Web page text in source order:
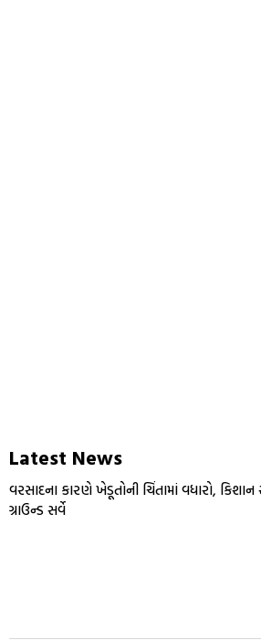
Latest News
વરસાદના કારણે ખેડૂતોની ચિંતામાં વધારો,
ગ્રાઉન્ડ સર્વે